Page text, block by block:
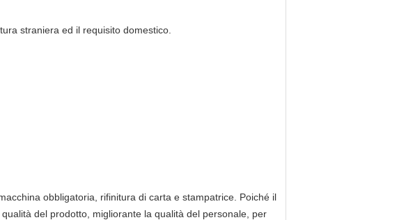
straniera ed il requisito domestico.
obbligatoria, rifinitura di carta e stampatrice. Poiché il
del prodotto, migliorante la qualità del personale, per